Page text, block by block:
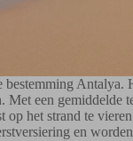
Antalya.
een gemiddelde
op het strand te
en